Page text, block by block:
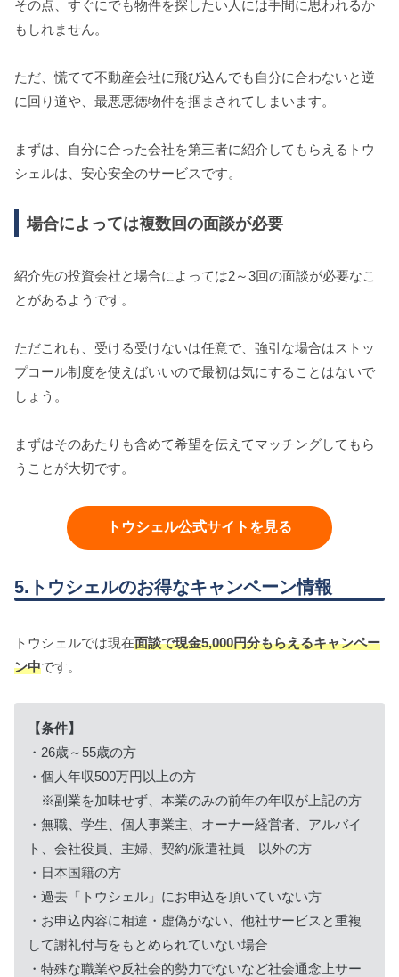
その点、すぐにでも物件を探したい人には手間に思われるか
もしれません。
ただ、慌てて不動産会社に飛び込んでも自分に合わないと逆
に回り道や、最悪悪徳物件を掴まされてしまいます。
まずは、自分に合った会社を第三者に紹介してもらえるトウ
シェルは、安心安全のサービスです。
場合によっては複数回の面談が必要
紹介先の投資会社と場合によっては2～3回の面談が必要なこ
とがあるようです。
ただこれも、受ける受けないは任意で、強引な場合はストッ
プコール制度を使えばいいので最初は気にすることはないで
しょう。
まずはそのあたりも含めて希望を伝えてマッチングしてもら
うことが大切です。
トウシェル公式サイトを見る
5.トウシェルのお得なキャンペーン情報
トウシェルでは現在面談で現金5,000円分もらえるキャンペー
ン中です。
【条件】
・26歳～55歳の方
・個人年収500万円以上の方
※副業を加味せず、本業のみの前年の年収が上記の方
・無職、学生、個人事業主、オーナー経営者、アルバイ
ト、会社役員、主婦、契約/派遣社員 以外の方
・日本国籍の方
・過去「トウシェル」にお申込を頂いていない方
・お申込内容に相違・虚偽がない、他社サービスと重複
して謝礼付与をもとめられていない場合
・特殊な職業や反社会的勢力でないなど社会通念上サー